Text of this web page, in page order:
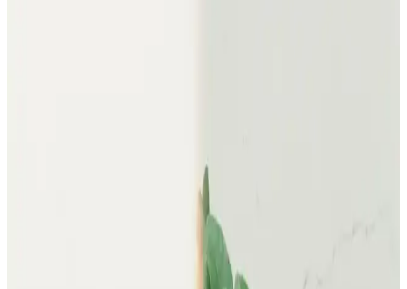
Adidas kadın mont koleksiyonu, sıcak tutan, şık ve çok yönlü
modelleriyle kış aylarında stilinizden ödün vermez. Peluş, şişme ve
kaz tüyü montlar, çeşitli renk ve tasarımlarla her tarza uygun
Kadınlar İçin Adidas Mont Seçenekleri: Stil ve
Fonksiyonelliğin Buluşması